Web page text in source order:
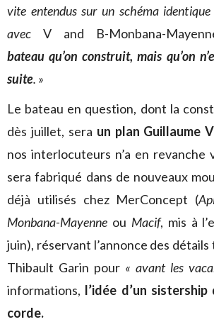
vite entendus sur un schéma
avec V and B-Monbana-
bateau qu’on construit, mais qu’on
suite. »
Le bateau en question, dont la
dès juillet, sera un plan Guillaume
nos interlocuteurs n’a en revanche
sera fabriqué dans de nouveaux
déjà utilisés chez MerConcept (
Monbana-Mayenne ou Macif, mis à
juin), réservant l’annonce des
Thibault Garin pour « avant les
informations, l’idée d’un
corde.